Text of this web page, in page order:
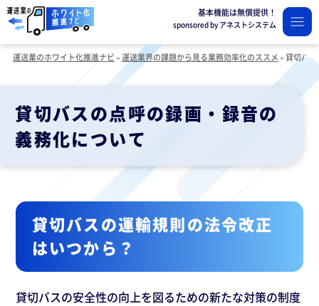
基本機能は無償提供！
sponsored by アネストシステム
運送業のホワイト化推進ナビ »運送業界の課題から見る業務効率化のススメ »貸切バ
貸切バスの点呼の録画・録音の
義務化について
貸切バスの運輸規則の法令改正
はいつから？
貸切バスの安全性の向上を図るための新たな対策の制度